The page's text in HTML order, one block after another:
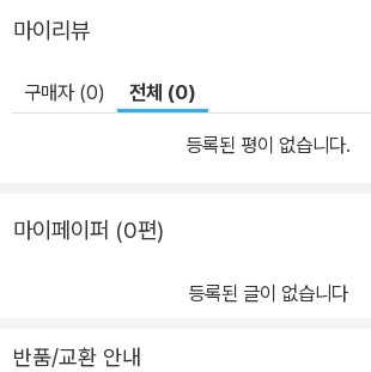
마이리뷰
구매자 (0) 전체 (0)
등록된 평이 없습니다.
마이페이퍼 (0편)
등록된 글이 없습니다
반품/교환 안내